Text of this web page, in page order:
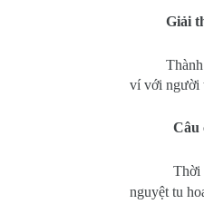
Giải
ví với người
Câu
Thời
nguyệt tu